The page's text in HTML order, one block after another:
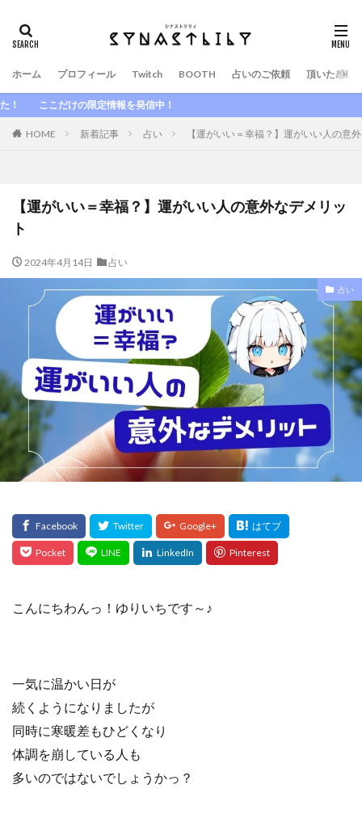
ホーム プロフィール Twitch BOOTH 占いのご依頼 頂いた感想
限定情報を発信中！
HOME 新着記事 占い 【運がいい＝幸福？】運がいい人の意
【運がいい＝幸福？】運がいい人の意外なデメリッ
ト
2024年4月14日 占い
占い
こんにちわんっ！ゆりいちです～♪
一気に温かい日が
続くようになりましたが
同時に寒暖差もひどくなり
体調を崩している人も
多いのではないでしょうかっ？